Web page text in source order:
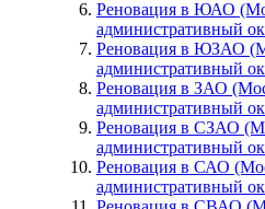
Реновация в ЮАО
административный
Реновация в ЮЗАО
административный
Реновация в ЗАО
административный
Реновация в СЗАО
административный
Реновация в САО
административный